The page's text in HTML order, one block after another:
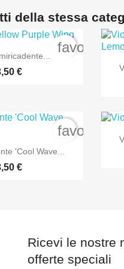
della stessa
€
'Cool Wave...
€
Ricevi le nostre
offerte speciali